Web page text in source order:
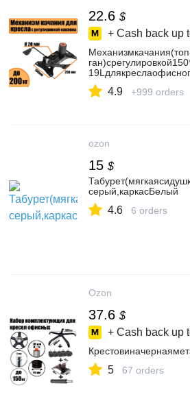
22.6 $
+ Cash back up
4.9 +999 orders
ozon
15 $
серый,каркасБелый
4.6 6 orders
Ozon
37.6 $
+ Cash back up
5 67 orders